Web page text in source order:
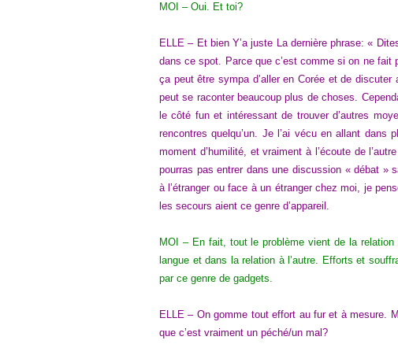
MOI – Oui. Et toi?
ELLE – Et bien Y’a juste La dernière phrase: «
dans ce spot. Parce que c’est comme si on ne fait
ça peut être sympa d’aller en Corée et de
peut se raconter beaucoup plus de choses.
le côté fun et intéressant de trouver d’autres
rencontres quelqu’un. Je l’ai vécu en allant
moment d’humilité, et vraiment à l’écoute de
pourras pas entrer dans une discussion « débat »
à l’étranger ou face à un étranger chez moi, je
les secours aient ce genre d’appareil.
MOI – En fait, tout le problème vient de la relation
langue et dans la relation à l’autre. Efforts et
par ce genre de gadgets.
ELLE – On gomme tout effort au fur et à mesure.
que c’est vraiment un péché/un mal?